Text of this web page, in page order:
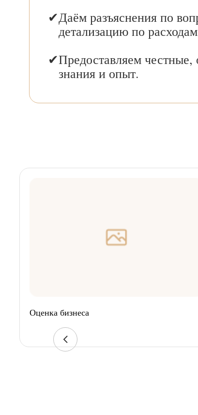
Даём разъяснения по
детализацию по
Предоставляем
знания и опыт.
Оценка бизнеса